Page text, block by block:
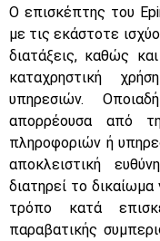
O επισκέπτης του
με τις εκάστοτε
διατάξεις, καθώς
καταχρηστική
υπηρεσιών.
απορρέουσα από
πληροφοριών ή
αποκλειστική
διατηρεί το
τρόπο κατά
παραβατικής